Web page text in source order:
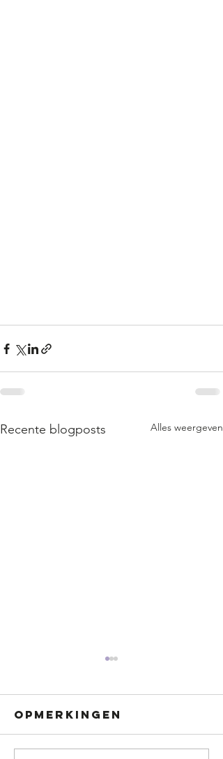
Recente blogposts Alles weergeven
Opmerkingen